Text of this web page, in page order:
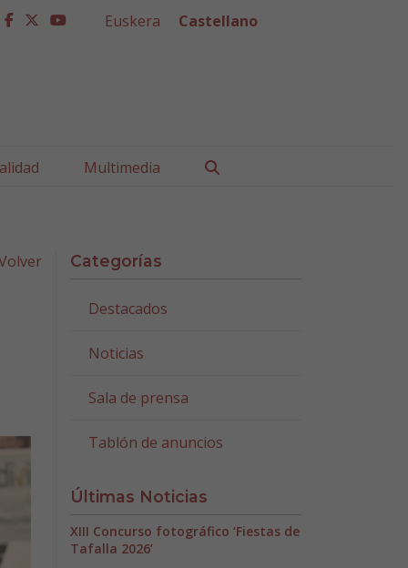
facebook
twitter
youtube
Euskera Castellano
Multimedia
Categorías
Destacados
Noticias
Sala de prensa
Tablón de anuncios
Últimas Noticias
XIII Concurso fotográfico ‘Fiestas de
Tafalla 2026’